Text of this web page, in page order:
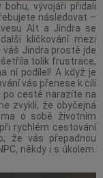
vývojáři přidali
následovat –
Alt a Jindra se
kličkování mezi
Jindra prostě jde
tolik frustrace,
ní podílel! A když je
vás přenese k cíli
po cestě narazíte na
zvyklí, že obyčejná
o sobě životním
rychlém cestování
že vás přepadnou
někdy i s úkolem.